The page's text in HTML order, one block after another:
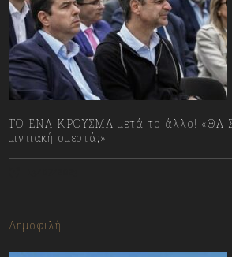
ΤΟ ΕΝΑ ΚΡΟΥΣΜΑ μετά το άλλο! «ΘΑ
μιντιακή ομερτά;»
Δημοφιλή